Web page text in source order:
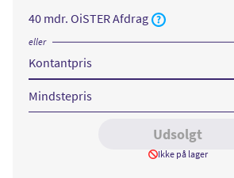
11
40 mdr. OiSTER Afdrag
eller
Kontantpris
Mindstepris
Udsolgt
Ikke på lager